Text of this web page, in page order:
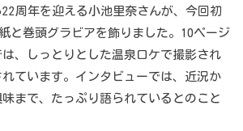
周年を迎える小池里奈さんが、今回初
と巻頭グラビアを飾りました。10ページ
、しっとりとした温泉ロケで撮影され
ています。インタビューでは、近況か
まで、たっぷり語られているとのこと